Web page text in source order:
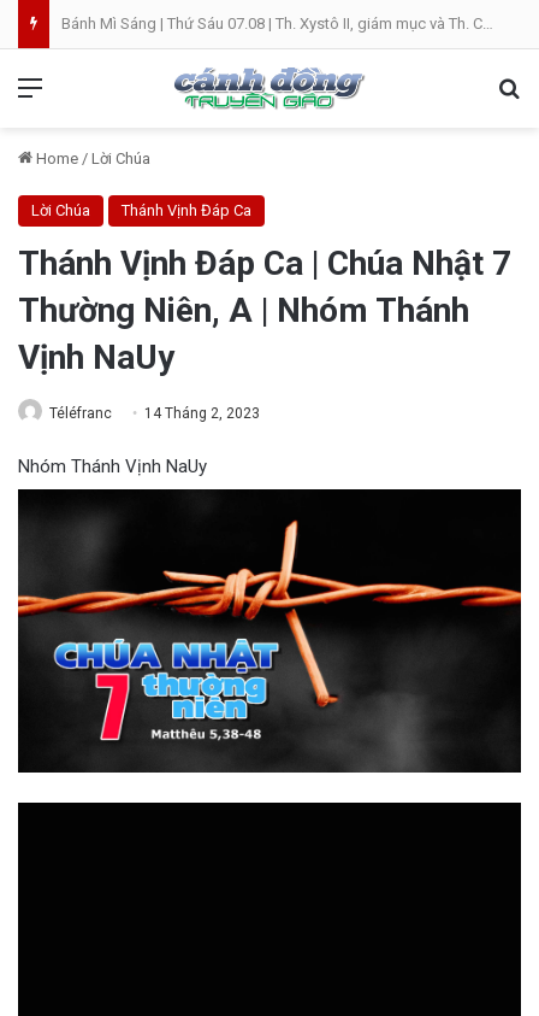
Bánh Mì Sáng | Thứ Sáu 07.08 | Th. Xystô II, giám mục và Th. Cajêtanô, linh mục
Home / Lời Chúa
Lời Chúa Thánh Vịnh Đáp Ca
Thánh Vịnh Đáp Ca | Chúa Nhật 7
Thường Niên, A | Nhóm Thánh
Vịnh NaUy
Téléfranc 14 Tháng 2, 2023
Nhóm Thánh Vịnh NaUy